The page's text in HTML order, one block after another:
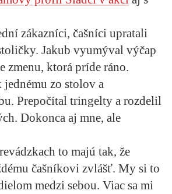
zákazníci, čašníci upratali
Jakub vyumýval výčap
zmenu, ktorá príde ráno.
jednému zo stolov a
Prepočítal tringelty a rozdelil
Dokonca aj mne, ale
to majú tak, že
čašníkovi zvlášť. My si to
medzi sebou. Viac sa mi